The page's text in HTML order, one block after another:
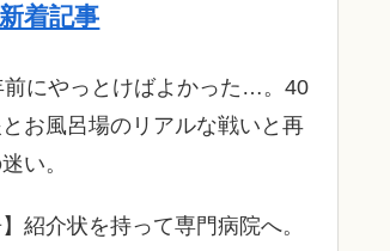
着記事
前にやっとけばよかった…。40
お風呂場のリアルな戦いと再
い。
】紹介状を持って専門病院へ。